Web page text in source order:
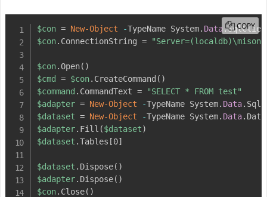
$con = New-Object -TypeName System. Data .
$con. ConnectionString =
$con.Open( )
$cmd
= $con. CreateCommand ( )
$command . CommandText =
"SELECT * FROM test"
$adapter = New-Object -TypeName System. Data.
$dataset = New-Object -TypeName System. Data.
$adapter. Fill ($dataset)
$dataset .Tables [0]
$dataset . Dispose( )
$adapter. Dispose( )
$con. Close( )
COPY